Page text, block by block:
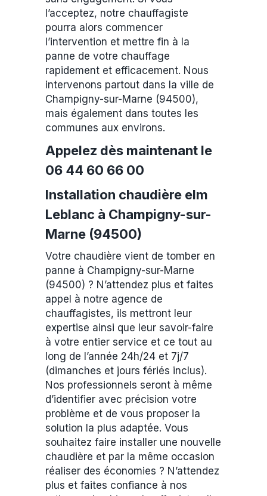
l’acceptez, notre chauffagiste
pourra alors commencer
l’intervention et mettre fin à la
panne de votre chauffage
rapidement et efficacement. Nous
intervenons partout dans la ville de
Champigny-sur-Marne (94500),
mais également dans toutes les
communes aux environs.
Appelez dès maintenant le
06 44 60 66 00
Installation chaudière elm
Leblanc à Champigny-sur-
Marne (94500)
Votre chaudière vient de tomber en
panne à Champigny-sur-Marne
(94500) ? N’attendez plus et faites
appel à notre agence de
chauffagistes, ils mettront leur
expertise ainsi que leur savoir-faire
à votre entier service et ce tout au
long de l’année 24h/24 et 7j/7
(dimanches et jours fériés inclus).
Nos professionnels seront à même
d’identifier avec précision votre
problème et de vous proposer la
solution la plus adaptée. Vous
souhaitez faire installer une nouvelle
chaudière et par la même occasion
réaliser des économies ? N’attendez
plus et faites confiance à nos